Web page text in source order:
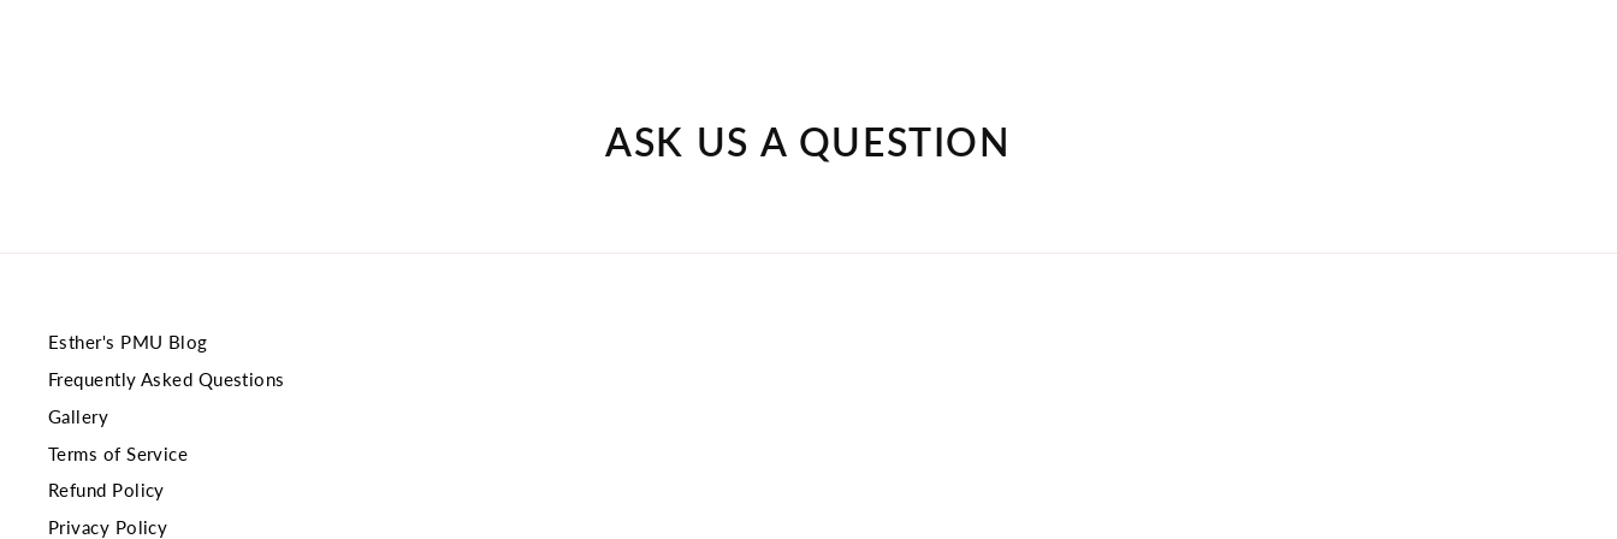
ASK US A QUESTION
Esther's PMU Blog
Frequently Asked Questions
Gallery
Terms of Service
Refund Policy
Privacy Policy